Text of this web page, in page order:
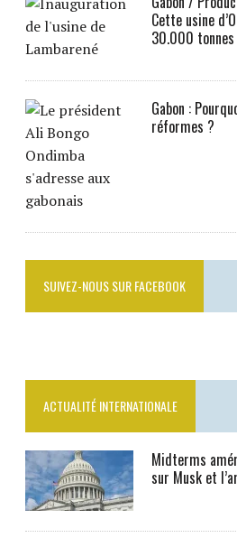
Cette usine
30.000
Gabon :
réformes ?
SUIVEZ-NOUS SUR FACEBOOK
ACTUALITÉ INTERNATIONALE
Midterms
sur Musk et